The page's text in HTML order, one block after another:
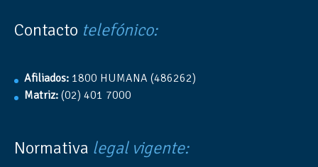
Contacto telefónico:
Afiliados: 1800 HUMANA (486262)
Matriz: (02) 401 7000
Normativa legal vigente: